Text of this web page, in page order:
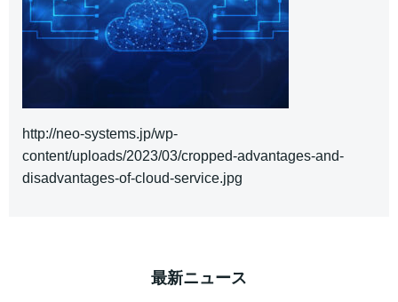
http://neo-systems.jp/wp-
content/uploads/2023/03/cropped-advantages-and-
disadvantages-of-cloud-service.jpg
最新ニュース